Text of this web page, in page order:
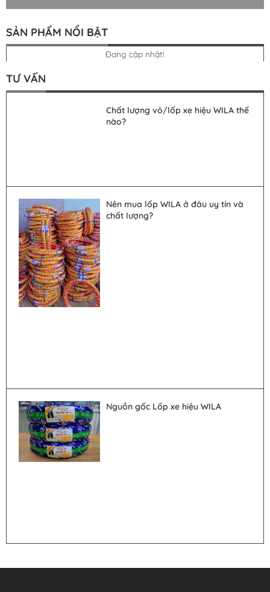
SẢN PHẨM NỔI BẬT
Đang cập nhật!
TƯ VẤN
Chất lượng vỏ/lốp xe hiệu WILA thế
nào?
Nên mua lốp WILA ở đâu uy tín và
chất lượng?
Nguồn gốc Lốp xe hiệu WILA